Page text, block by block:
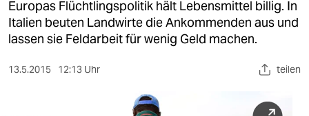
gesellschaft
Europas Flüchtlingspolitik hält Lebensmittel billig. In
Italien beuten Landwirte die Ankommenden aus und
lassen sie Feldarbeit für wenig Geld machen.
13.5.2015 12:13 Uhr teilen